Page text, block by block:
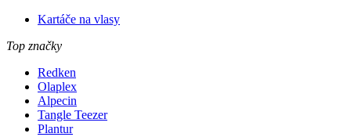
Kartáče na vlasy
Top značky
Redken
Olaplex
Alpecin
Tangle Teezer
Plantur